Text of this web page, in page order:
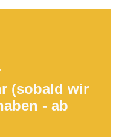
(sobald wir
- ab